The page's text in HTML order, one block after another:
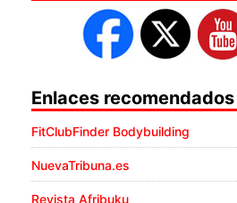
Enlaces recomendados
FitClubFinder Bodybuilding
NuevaTribuna.es
Revista Afribuku